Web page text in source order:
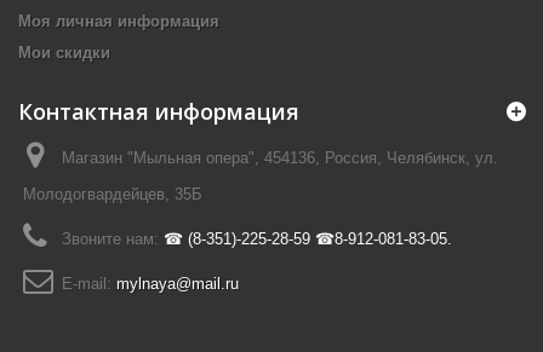
Моя личная информация
Мои скидки
Контактная информация
Магазин "Мыльная опера", 454136, Россия, Челябинск, ул.
Молодогвардейцев, 35Б
Звоните нам: ☎ (8-351)-225-28-59 ☎8-912-081-83-05.
E-mail: mylnaya@mail.ru